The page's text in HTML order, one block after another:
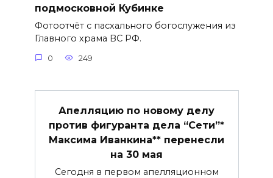
подмосковной Кубинке
Фотоотчёт с пасхального богослужения из
Главного храма ВС РФ.
0 249
Апелляцию по новому делу
против фигуранта дела “Сети”*
Максима Иванкина** перенесли
на 30 мая
Сегодня в первом апелляционном